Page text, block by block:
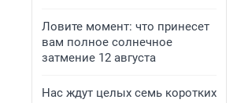
Ловите момент: что принесет
вам полное солнечное
затмение 12 августа
Нас ждут целых семь коротких